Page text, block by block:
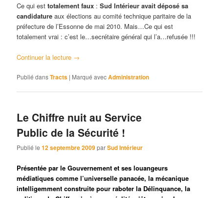
Ce qui est totalement faux :Sud Intérieur avait déposé sa
candidature aux élections au comité technique paritaire de la
préfecture de l’Essonne de mai 2010. Mais…Ce qui est
totalement vrai : c’est le…secrétaire général qui l’a…refusée !!!
Continuer la lecture →
Publié dansTracts | Marqué avecAdministration
Le Chiffre nuit au Service
Public de la Sécurité !
Publié le12 septembre 2009parSud Intérieur
Présentée par le Gouvernement et ses louangeurs
médiatiques commel’universelle panacée, la mécanique
intelligemment construite pour raboter la Délinquance,la